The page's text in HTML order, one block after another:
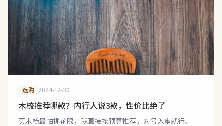
选购 2024-12-30
木梳推荐哪款？内行人说3款，性价比绝了
买木梳最怕挑花眼，我直接按预算推荐，对号入座就行。